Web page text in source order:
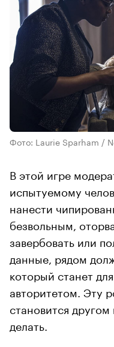
Фото: Laurie Sparham /
В этой игре
испытуемому
нанести
безвольным,
завербовать или
данные, рядом
который станет
авторитетом. Эту
становится
делать.